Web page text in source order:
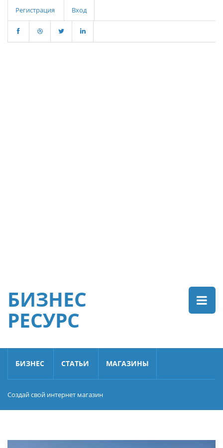
Регистрация Вход
БИЗНЕС
РЕСУРС
БИЗНЕС СТАТЬИ МАГАЗИНЫ
Создай свой интернет магазин